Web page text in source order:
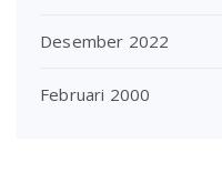
Desember 2022
Februari 2000